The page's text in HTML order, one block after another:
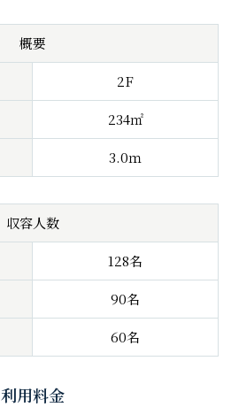
概要
2F
234㎡
3.0ｍ
収容人数
128名
90名
60名
利用料金